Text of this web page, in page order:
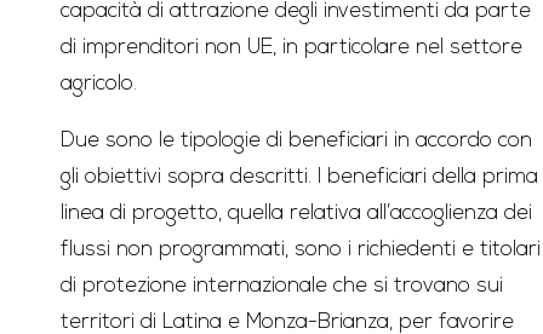
capacità di attrazione degli investimenti da parte
di imprenditori non UE, in particolare nel settore
agricolo.
Due sono le tipologie di beneficiari in accordo con
gli obiettivi sopra descritti. I beneficiari della prima
linea di progetto, quella relativa all’accoglienza dei
flussi non programmati, sono i richiedenti e titolari
di protezione internazionale che si trovano sui
territori di Latina e Monza-Brianza, per favorire